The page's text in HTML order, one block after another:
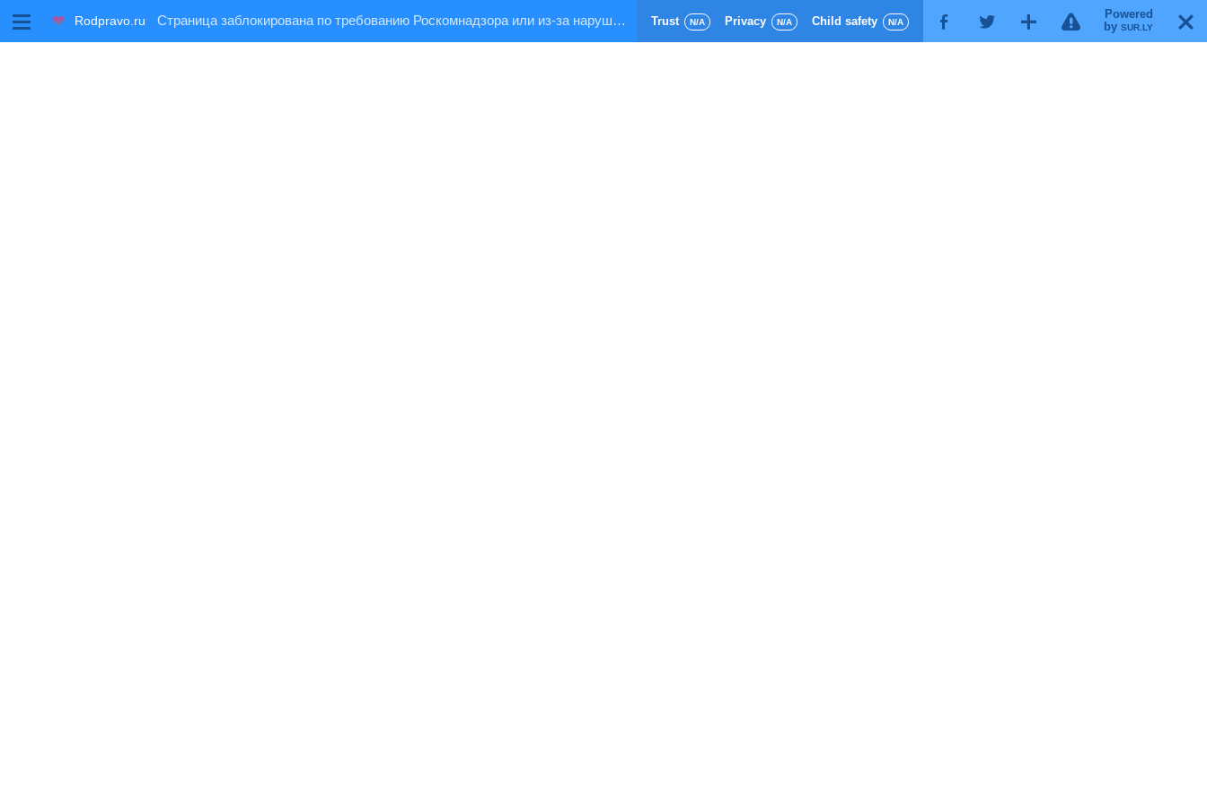
M Rodpravo.ru X
Powered
by SUR.LY
!
G
T
F
Trust N/A Privacy N/A Child safety N/A
Страница заблокирована по требованию Роскомнадзора или из-за нарушения правил хостинга!